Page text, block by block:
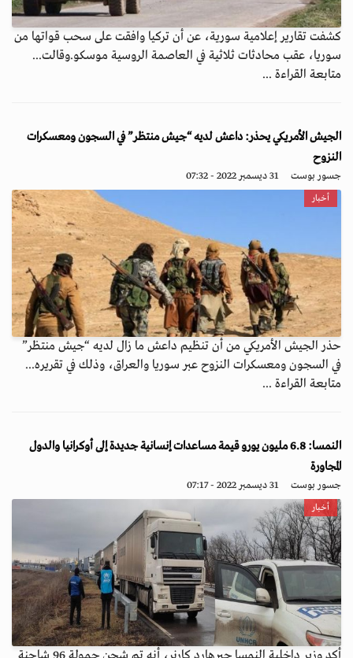
كشفت تقارير إعلامية سورية، عن أن تركيا وافقت على سحب قواتها من
سوريا، عقب محادثات ثلاثية في العاصمة الروسية موسكو.وقالت...
متابعة القراءة ...
الجيش الأمريكي يحذر: داعش لديه “جيش منتظر” في السجون ومعسكرات
النزوح
جسور بوست 31 ديسمبر 2022 - 07:32
أخبار
حذر الجيش الأمريكي من أن تنظيم داعش ما زال لديه “جيش منتظر”
في السجون ومعسكرات النزوح عبر سوريا والعراق، وذلك في تقريره...
متابعة القراءة ...
النمسا: 6.8 مليون يورو قيمة مساعدات إنسانية جديدة إلى أوكرانيا والدول
المجاورة
جسور بوست 31 ديسمبر 2022 - 07:17
أخبار